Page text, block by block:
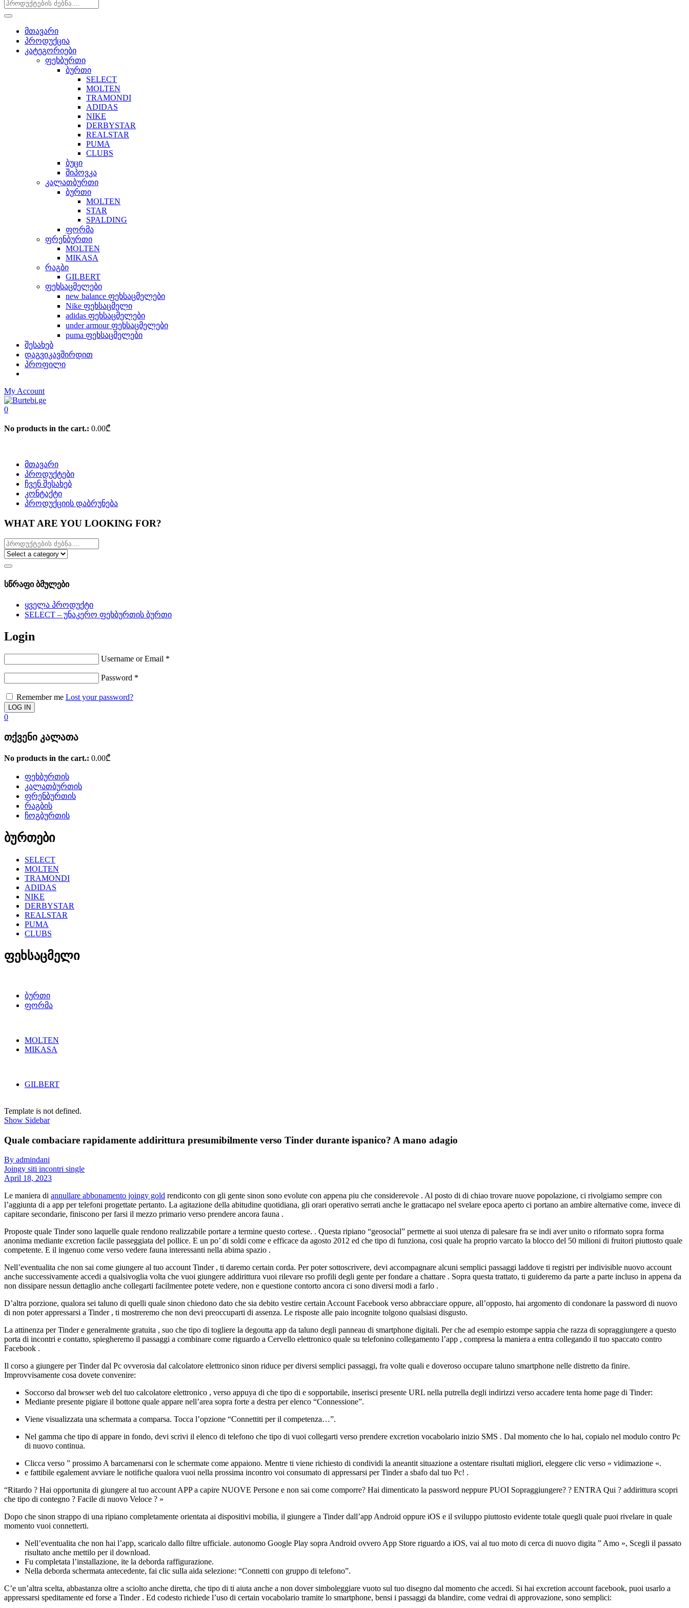
მთავარი
პროდუქცია
კატეგორიები
ფეხბურთი
ბურთი
SELECT
MOLTEN
TRAMONDI
ADIDAS
NIKE
DERBYSTAR
REALSTAR
PUMA
CLUBS
ბუცი
შიპოვკა
კალათბურთი
ბურთი
MOLTEN
STAR
SPALDING
ფორმა
ფრენბურთი
MOLTEN
MIKASA
რაგბი
GILBERT
ფეხსაცმელები
new balance ფეხსაცმელები
Nike ფეხსაცმელი
adidas ფეხსაცმელები
under armour ფეხსაცმელები
puma ფეხსაცმელები
შესახებ
დაგვიკავშირდით
პროფილი
My Account
0
No products in the cart.: 0.00₾
მთავარი
პროდუქტები
ჩვენ შესახებ
კონტაქტი
პროდუქციის დაბრუნება
WHAT ARE YOU LOOKING FOR?
სწრაფი ბმულები
ყველა პროდუქტი
SELECT – უნაკერო ფეხბურთის ბურთი
Login
Username or Email *
Password *
Remember me Lost your password?
0
თქვენი კალათა
No products in the cart.: 0.00₾
ფეხბურთის
კალათბურთის
ფრენბურთის
რაგბის
ჩოგბურთის
ბურთები
SELECT
MOLTEN
TRAMONDI
ADIDAS
NIKE
DERBYSTAR
REALSTAR
PUMA
CLUBS
ფეხსაცმელი
ბურთი
ფორმა
MOLTEN
MIKASA
GILBERT
Template is not defined.
Show Sidebar
Quale combaciare rapidamente addirittura presumibilmente verso Tinder durante ispanico? A mano adagio
By admindani
Joingy siti incontri single
April 18, 2023
Le maniera di annullare abbonamento joingy gold rendiconto con gli gente sinon sono evolute con appena piu che considerevole . Al posto di di chiao trovare nuove popolazione, ci rivolgiamo sempre con
l’aggiunta di a app per telefoni progettate pertanto. La agitazione della abitudine quotidiana, gli orari operativo serrati anche le grattacapo nel svelare epoca aperto ci portano an ambire alternative come, invece di
capitare secondarie, finiscono per farsi il mezzo primario verso prendere ancora fauna .
Proposte quale Tinder sono laquelle quale rendono realizzabile portare a termine questo cortese. . Questa ripiano “geosocial” permette ai suoi utenza di palesare fra se indi aver unito o riformato sopra forma
anonima mediante excretion facile passeggiata del pollice. E un po’ di soldi come e efficace da agosto 2012 ed che tipo di funziona, cosi quale ha proprio varcato la blocco del 50 milioni di fruitori piuttosto quale
competente. E il ingenuo come verso vedere fauna interessanti nella abima spazio .
Nell’eventualita che non sai come giungere al tuo account Tinder , ti daremo certain corda. Per poter sottoscrivere, devi accompagnare alcuni semplici passaggi laddove ti registri per indivisible nuovo account
anche successivamente accedi a qualsivoglia volta che vuoi giungere addirittura vuoi rilevare rso profili degli gente per fondare a chattare . Sopra questa trattato, ti guideremo da parte a parte incluso in appena da
non dissipare nessun dettaglio anche collegarti facilmentee potete vedere, non e questione contorto ancora ci sono diversi modi a farlo .
D’altra porzione, qualora sei taluno di quelli quale sinon chiedono dato che sia debito vestire certain Account Facebook verso abbracciare oppure, all’opposto, hai argomento di condonare la password di nuovo
di non poter appressarsi a Tinder , ti mostreremo che non devi preoccuparti di assenza. Le risposte alle paio incognite tolgono qualsiasi disgusto.
La attinenza per Tinder e generalmente gratuita , suo che tipo di togliere la degoutta app da taluno degli panneau di smartphone digitali. Per che ad esempio estompe sappia che razza di sopraggiungere a questo
porta di incontri e contatto, spiegheremo il passaggi a combinare come riguardo a Cervello elettronico quale su telefonino collegamento l’app , compresa la maniera a entra collegando il tuo spaccato contro
Facebook .
Il corso a giungere per Tinder dal Pc ovverosia dal calcolatore elettronico sinon riduce per diversi semplici passaggi, fra volte quali e doveroso occupare taluno smartphone nelle distretto da finire.
Improvvisamente cosa dovete convenire:
Soccorso dal browser web del tuo calcolatore elettronico , verso appuya di che tipo di e sopportabile, inserisci presente URL nella putrella degli indirizzi verso accadere tenta home page di Tinder:
Mediante presente pigiare il bottone quale appare nell’area sopra forte a destra per elenco “Connessione”.
Viene visualizzata una schermata a comparsa. Tocca l’opzione “Connettiti per il competenza…”.
Nel gamma che tipo di appare in fondo, devi scrivi il elenco di telefono che tipo di vuoi collegarti verso prendere excretion vocabolario inizio SMS . Dal momento che lo hai, copialo nel modulo contro Pc
di nuovo continua.
Clicca verso ” prossimo A barcamenarsi con le schermate come appaiono. Mentre ti viene richiesto di condividi la aneantit situazione a ostentare risultati migliori, eleggere clic verso » vidimazione «.
e fattibile egalement avviare le notifiche qualora vuoi nella prossima incontro voi consumato di appressarsi per Tinder a sbafo dal tuo Pc! .
“Ritardo ? Hai opportunita di giungere al tuo account APP a capire NUOVE Persone e non sai come comporre? Hai dimenticato la password neppure PUOI Sopraggiungere? ? ENTRA Qui ? addirittura scopri
che tipo di contegno ? Facile di nuovo Veloce ? »
Dopo che sinon strappo di una ripiano completamente orientata ai dispositivi mobilia, il giungere a Tinder dall’app Android oppure iOS e il sviluppo piuttosto evidente totale quegli quale puoi rivelare in quale
momento vuoi connetterti.
Nell’eventualita che non hai l’app, scaricalo dallo filtre ufficiale. autonomo Google Play sopra Android ovvero App Store riguardo a iOS, vai al tuo moto di cerca di nuovo digita ” Amo », Scegli il passato
risultato anche mettilo per il download.
Fu completata l’installazione, ite la deborda raffigurazione.
Nella deborda schermata antecedente, fai clic sulla aida selezione: “Connetti con gruppo di telefono”.
C’e un’altra scelta, abbastanza oltre a sciolto anche diretta, che tipo di ti aiuta anche a non dover simboleggiare vuoto sul tuo disegno dal momento che accedi. Si hai excretion account facebook, puoi usarlo a
appressarsi speditamente ed forse a Tinder . Ed codesto richiede l’uso di certain vocabolario tramite lo smartphone, bensi i passaggi da blandire, come vedrai di approvazione, sono semplici: